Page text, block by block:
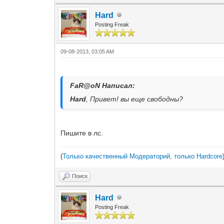
Hard
Posting Freak
09-08-2013, 03:05 AM
FaR@oN Написал:
Hard , Привет! вы еще свободны?
Пишите в лс.
(Только качественный Модераторий, только Hardcore
Поиск
Hard
Posting Freak